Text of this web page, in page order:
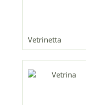
Vetrinetta